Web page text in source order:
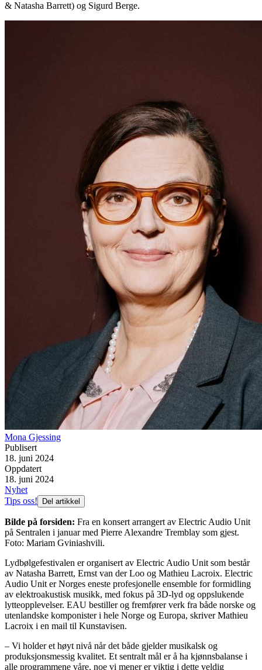
& Natasha Barrett) og Sigurd Berge.
Mona Gjessing
Publisert
18. juni 2024
Oppdatert
18. juni 2024
Nyhet
Tips oss!
Del artikkel
Bilde på forsiden: Fra en konsert arrangert av Electric Audio Unit
på Sentralen i januar med Pierre Alexandre Tremblay som gjest.
Foto: Mariam Gviniashvili.
Lydbølgefestivalen er organisert av Electric Audio Unit som består
av Natasha Barrett, Ernst van der Loo og Mathieu Lacroix. Electric
Audio Unit er Norges eneste profesjonelle ensemble for formidling
av elektroakustisk musikk, med fokus på 3D-lyd og oppslukende
lytteopplevelser. EAU bestiller og fremfører verk fra både norske og
utenlandske komponister i hele Norge og Europa, skriver Mathieu
Lacroix i en mail til Kunstavisen.
– Vi holder et høyt nivå når det både gjelder musikalsk og
produksjonsmessig kvalitet. Et sentralt mål er å ha kjønnsbalanse i
alle programmene våre, noe vi mener er viktig i dette veldig